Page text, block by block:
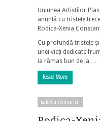
Uniunea Artiștilor
anunță cu tristețe
Rodica-Xenia
Cu profundă tristețe
unei vieți dedicate
ia rămas bun de la …
Read More
galaxia nemuririi